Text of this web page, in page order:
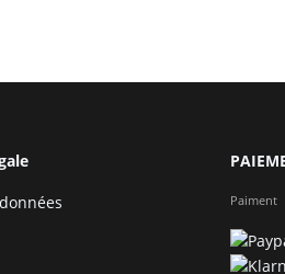
Paiment